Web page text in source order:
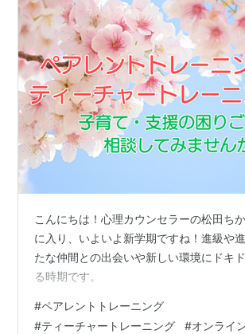
こんにちは！心理カウンセラーの松田ち
に入り、いよいよ新学期ですね！進級や
たな仲間との出会いや新しい環境にドキ
る時期です。
#ペアレントトレーニング
#ティーチャートレーニング #オンライ